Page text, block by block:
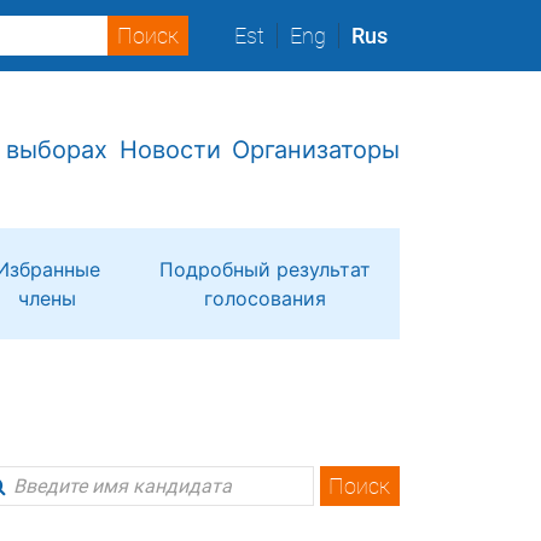
Est Eng Rus
Новости Организаторы
члены
Подробный результат
голосования
Поиск